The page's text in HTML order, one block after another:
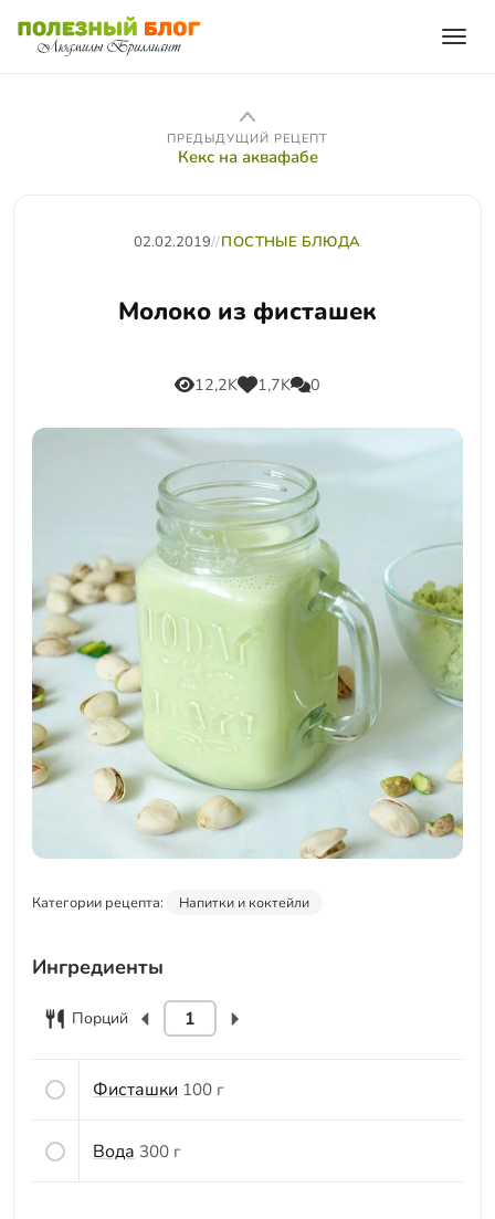
ПРЕДЫДУЩИЙ РЕЦЕПТ
Кекс на аквафабе
02.02.2019//ПОСТНЫЕ БЛЮДА
Молоко из фисташек
12,2K 1,7K 0
Категории рецепта: Напитки и коктейли
Ингредиенты
Порций
Фисташки 100 г
Вода 300 г